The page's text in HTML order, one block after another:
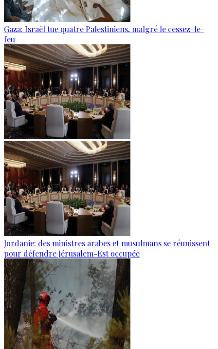
Gaza: Israël tue quatre Palestiniens, malgré le cessez-le-
feu
Jordanie: des ministres arabes et musulmans se réunissent
pour défendre Jérusalem-Est occupée